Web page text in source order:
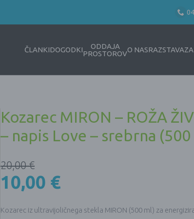
ČLANKIDOGODKI
ODDAJA
PROSTOROVO NASRAZSTAVA
Kozarec MIRON – ROŽA
– napis Love – srebrna (500
20,00€
10,00 €
Kozarec iz ultravijoličnega stekla MIRON (500 ml) za